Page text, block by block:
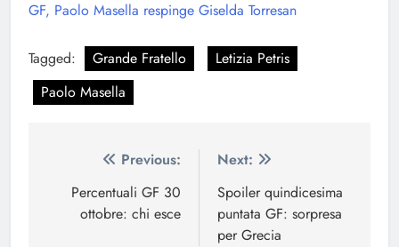
GF, Paolo Masella respinge Giselda Torresan
Tagged: Grande Fratello
Letizia Petris
Paolo Masella
Navigazione
articoli
Previous:
Percentuali GF 30
ottobre: chi esce
Next:
Spoiler quindicesima
puntata GF: sorpresa
per Grecia